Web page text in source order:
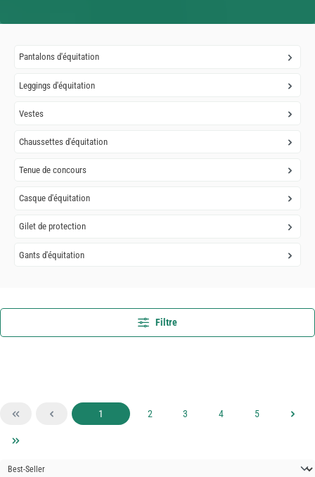
Pantalons d'équitation
Leggings d'équitation
Vestes
Chaussettes d'équitation
Tenue de concours
Casque d'équitation
Gilet de protection
Gants d'équitation
Filtre
Page
1 Page
2 Page
3 Page
4 Page
5